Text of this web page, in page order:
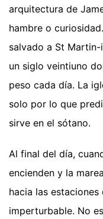
arquitectura de
hambre o
salvado a St
un siglo veintiuno
peso cada día. La
solo por lo que
sirve en el sótano.
Al final del día,
encienden y la
hacia las
imperturbable. No